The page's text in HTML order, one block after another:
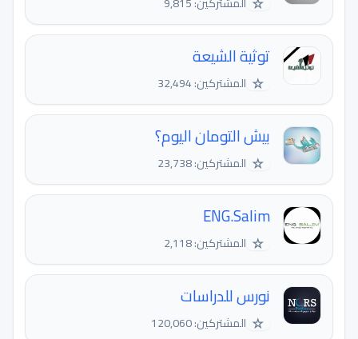
توثية الشيعة
☆ المشتركين: 32,494
بيش التومان اليوم؟
☆ المشتركين: 23,738
ENG.Salim
☆ المشتركين: 2,118
نورس للدراسات
☆ المشتركين: 120,060